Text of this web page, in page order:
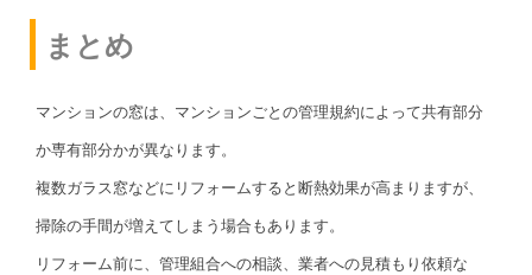
まとめ
マンションの窓は、マンションごとの管理規約によって共有部分
か専有部分かが異なります。
複数ガラス窓などにリフォームすると断熱効果が高まりますが、
掃除の手間が増えてしまう場合もあります。
リフォーム前に、管理組合への相談、業者への見積もり依頼な